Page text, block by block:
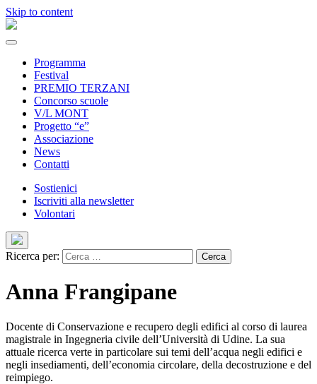
Skip to content
Programma
Festival
PREMIO TERZANI
Concorso scuole
V/L MONT
Progetto “e”
Associazione
News
Contatti
Sostienici
Iscriviti alla newsletter
Volontari
Ricerca per:
Anna Frangipane
Docente di Conservazione e recupero degli edifici al corso di laurea
magistrale in Ingegneria civile dell’Università di Udine. La sua
attuale ricerca verte in particolare sui temi dell’acqua negli edifici e
negli insediamenti, dell’economia circolare, della decostruzione e del
reimpiego.